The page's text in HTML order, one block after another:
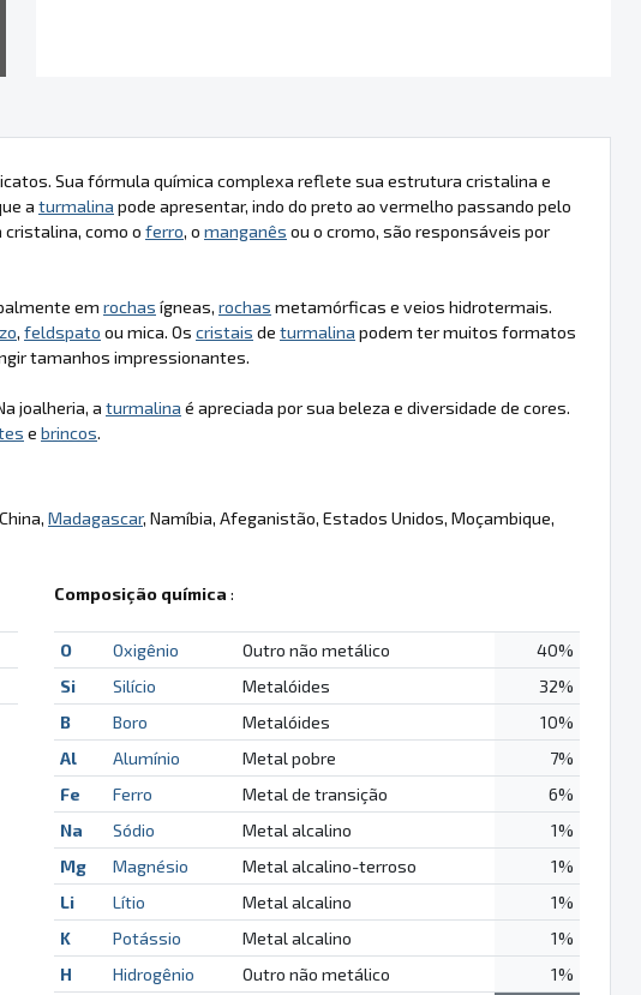
Sua fórmula química complexa reflete sua estrutura cristalina e
a turmalina pode apresentar, indo do preto ao vermelho passando pelo
como o ferro, o manganês ou o cromo, são responsáveis por
em rochas ígneas, rochas metamórficas e veios hidrotermais.
, feldspato ou mica. Os cristais de turmalina podem ter muitos formatos
tamanhos impressionantes.
joalheria, a turmalina é apreciada por sua beleza e diversidade de cores.
e brincos.
Madagascar, Namíbia, Afeganistão, Estados Unidos, Moçambique,
Composição química :
O Oxigênio Outro não metálico
40%
Si
Silício Metalóides
32%
B
Boro Metalóides
10%
Al
Alumínio Metal pobre
7%
Fe
Ferro Metal de transição
6%
Na
Sódio Metal alcalino
1%
Mg
Magnésio Metal alcalino-terroso
1%
Li
Lítio Metal alcalino
1%
K
Potássio Metal alcalino
1%
H
Hidrogênio Outro não metálico
1%